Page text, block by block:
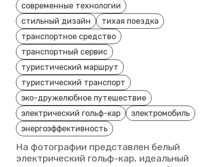
современные технологии
стильный дизайн
тихая поездка
транспортное средство
транспортный сервис
туристический маршрут
туристический транспорт
эко-дружелюбное путешествие
электрический гольф-кар
электромобиль
энергоэффективность
На фотографии представлен белый
электрический гольф-кар, идеальный